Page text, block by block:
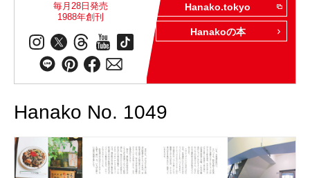
毎月28日発売
1988年創刊
Hanako.tokyo
Hanakoの本
Hanako No. 1049